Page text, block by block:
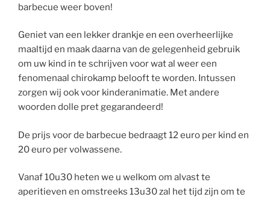
barbecue weer boven!
Geniet van een lekker drankje en een overheerlijke
maaltijd en maak daarna van de gelegenheid gebruik
om uw kind in te schrijven voor wat al weer een
fenomenaal chirokamp belooft te worden. Intussen
zorgen wij ook voor kinderanimatie. Met andere
woorden dolle pret gegarandeerd!
De prijs voor de barbecue bedraagt 12 euro per kind en
20 euro per volwassene.
Vanaf 10u30 heten we u welkom om alvast te
aperitieven en omstreeks 13u30 zal het tijd zijn om te